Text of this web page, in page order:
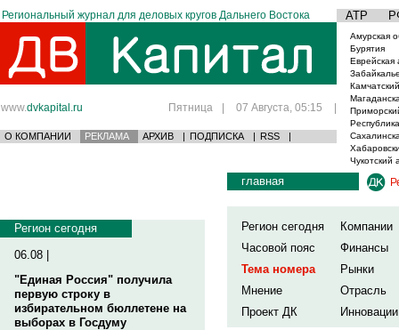
Региональный журнал для деловых кругов Дальнего Востока АТР
www.dvkapital.ru Пятница | 07 Августа, 05:15 |
О КОМПАНИИ РЕКЛАМА АРХИВ | ПОДПИСКА | RSS |
Амурская
Бурятия
Еврейская
Чукотский
Регион сегодня
06.08 |
"Единая Россия" получила
первую строку в
избирательном бюллетене на
выборах в Госдуму
главная
Регион сегодня
Компании
Часовой пояс
Финансы
Тема номера
Рынки
Мнение
Отрасль
Проект ДК
Инновации